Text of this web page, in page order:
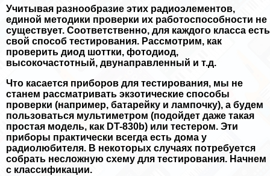
Учитывая разнообразие этих радиоэлементов,
единой методики проверки их работоспособности не
существует. Соответственно, для каждого класса есть
свой способ тестирования. Рассмотрим, как
проверить диод шоттки, фотодиод,
высокочастотный, двунаправленный и т.д.
Что касается приборов для тестирования, мы не
станем рассматривать экзотические способы
проверки (например, батарейку и лампочку), а будем
пользоваться мультиметром (подойдет даже такая
простая модель, как DT-830b) или тестером. Эти
приборы пpaктически всегда есть дома у
радиолюбителя. В некоторых случаях потребуется
собрать несложную схему для тестирования. Начнем
с классификации.